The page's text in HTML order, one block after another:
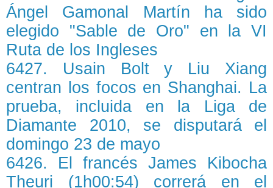
Ángel Gamonal Martín ha sido
elegido "Sable de Oro" en la VI
Ruta de los Ingleses
6427. Usain Bolt y Liu Xiang
centran los focos en Shanghai. La
prueba, incluida en la Liga de
Diamante 2010, se disputará el
domingo 23 de mayo
6426. El francés James Kibocha
Theuri (1h00:54) correrá en el